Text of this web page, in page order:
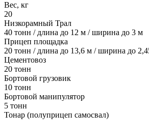
Вес, кг
20
Низкорамный Трал
40 тонн / длина до 12 м / ширина до 3 м
Прицеп площадка
20 тонн / длина до 13,6 м / ширина до
Цементовоз
20 тонн
Бортовой грузовик
10 тонн
Бортовой манипулятор
5 тонн
Тонар (полуприцеп самосвал)